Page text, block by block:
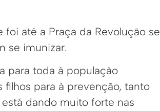
até a Praça da Revolução se
se imunizar.
para toda à população
para à prevenção, tanto
dando muito forte nas